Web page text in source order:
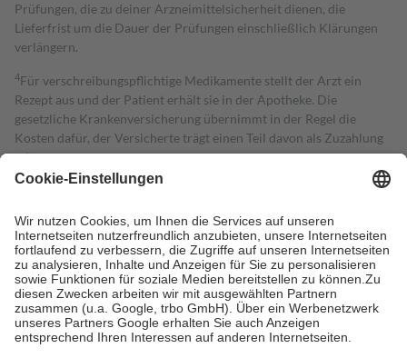
Prüfungen, die zu deiner Arzneimittelsicherheit dienen, die
Lieferfrist um die Dauer der Prüfungen einschließlich Klärungen
verlängern.
4Für verschreibungspflichtige Medikamente stellt der Arzt ein
Rezept aus und der Patient erhält sie in der Apotheke. Die
gesetzliche Krankenversicherung übernimmt in der Regel die
Kosten dafür, der Versicherte trägt einen Teil davon als Zuzahlung
mit.
Grundsätzlich leisten Mitglieder Zuzahlungen in Höhe von zehn
höchstens zehn Euro.
Es sind jedoch nie mehr als die tatsächlichen
Kosten der Leistung zu entrichten.
Diese Regeln gelten grundsätzlich auch für Online-Apotheken.
Bei Heilmitteln und häuslicher Krankenpflege beträgt die
Zuzahlung zehn Prozent der Kosten sowie zehn Euro je
Verordnung.
Um das Engagement der Versicherten für ihre eigene Gesundheit zu
stärken und die besondere Stellung der Familie zu unterstützen,